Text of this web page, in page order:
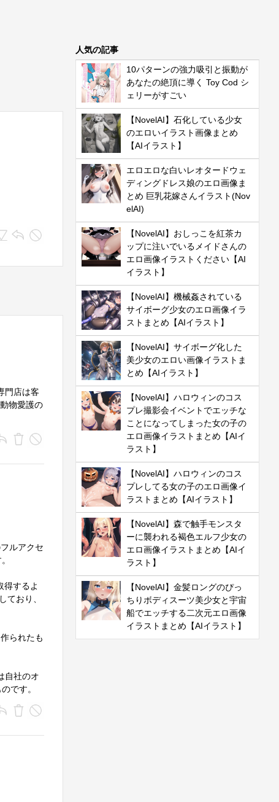
門店は客
物愛護の
ルアクセ
得するよ
ており、
られたも
自社のオ
です。
人気の記事
10パターンの強力吸引と振動が
あなたの絶頂に導く Toy Cod シ
ェリーがすごい
【NovelAI】石化している少女
のエロいイラスト画像まとめ
【AIイラスト】
エロエロな白いレオタードウェ
ディングドレス娘のエロ画像ま
とめ 巨乳花嫁さんイラスト(Nov
elAI)
【NovelAI】おしっこを紅茶カ
ップに注いでいるメイドさんの
エロ画像イラストください【AI
イラスト】
【NovelAI】機械姦されている
サイボーグ少女のエロ画像イラ
ストまとめ【AIイラスト】
【NovelAI】サイボーグ化した
美少女のエロい画像イラストま
とめ【AIイラスト】
【NovelAI】ハロウィンのコス
プレ撮影会イベントでエッチな
ことになってしまった女の子の
エロ画像イラストまとめ【AIイ
ラスト】
【NovelAI】ハロウィンのコス
プレしてる女の子のエロ画像イ
ラストまとめ【AIイラスト】
【NovelAI】森で触手モンスタ
ーに襲われる褐色エルフ少女の
エロ画像イラストまとめ【AIイ
ラスト】
【NovelAI】金髪ロングのぴっ
ちりボディスーツ美少女と宇宙
船でエッチする二次元エロ画像
イラストまとめ【AIイラスト】